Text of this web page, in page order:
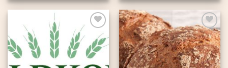
Toevoegen
aan
verlanglijst
Toevoegen
aan
verlanglijst